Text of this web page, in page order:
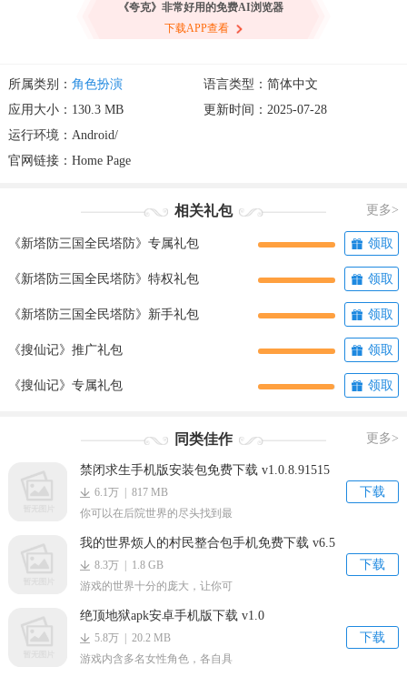
《夸克》非常好用的免费AI浏览器
下载APP查看
所属类别： 角色扮演
语言类型：简体中文
应用大小：130.3 MB
更新时间：2025-07-28
运行环境：Android/
官网链接： Home Page
更多>
相关礼包
领取
《新塔防三国全民塔防》专属礼包
领取
《新塔防三国全民塔防》特权礼包
领取
《新塔防三国全民塔防》新手礼包
领取
《搜仙记》推广礼包
领取
《搜仙记》专属礼包
更多>
同类佳作
禁闭求生手机版安装包免费下载 v1.0.8.91515
下载
6.1万 | 817 MB
你可以在后院世界的尽头找到最
我的世界烦人的村民整合包手机免费下载 v6.5
下载
8.3万 | 1.8 GB
游戏的世界十分的庞大，让你可
绝顶地狱apk安卓手机版下载 v1.0
下载
5.8万 | 20.2 MB
游戏内含多名女性角色，各自具